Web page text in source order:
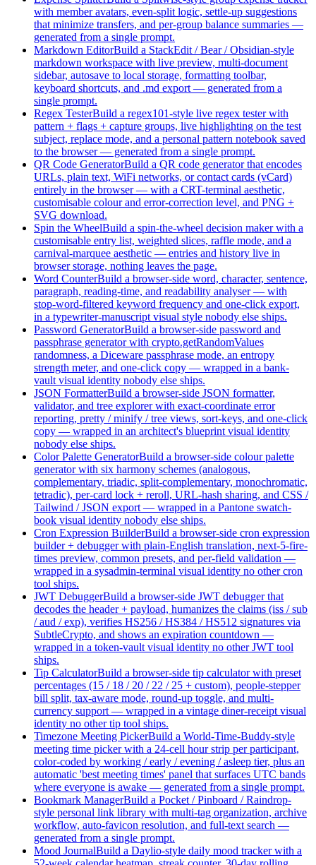
with member avatars, even-split logic, settle-up suggestions
that minimize transfers, and per-group balance summaries —
generated from a single prompt.
Markdown EditorBuild a StackEdit / Bear / Obsidian-style
markdown workspace with live preview, multi-document
sidebar, autosave to local storage, formatting toolbar,
keyboard shortcuts, and .md export — generated from a
single prompt.
Regex TesterBuild a regex101-style live regex tester with
pattern + flags + capture groups, live highlighting on the test
subject, replace mode, and a personal pattern notebook saved
to the browser — generated from a single prompt.
QR Code GeneratorBuild a QR code generator that encodes
URLs, plain text, WiFi networks, or contact cards (vCard)
entirely in the browser — with a CRT-terminal aesthetic,
customisable colour and error-correction level, and PNG +
SVG download.
Spin the WheelBuild a spin-the-wheel decision maker with a
customisable entry list, weighted slices, raffle mode, and a
carnival-marquee aesthetic — entries and history live in
browser storage, nothing leaves the page.
Word CounterBuild a browser-side word, character, sentence,
paragraph, reading-time, and readability analyser — with
stop-word-filtered keyword frequency and one-click export,
in a typewriter-manuscript visual style nobody else ships.
Password GeneratorBuild a browser-side password and
passphrase generator with crypto.getRandomValues
randomness, a Diceware passphrase mode, an entropy
strength meter, and one-click copy — wrapped in a bank-
vault visual identity nobody else ships.
JSON FormatterBuild a browser-side JSON formatter,
validator, and tree explorer with exact-coordinate error
reporting, pretty / minify / tree views, sort-keys, and one-click
copy — wrapped in an architect's blueprint visual identity
nobody else ships.
Color Palette GeneratorBuild a browser-side colour palette
generator with six harmony schemes (analogous,
complementary, triadic, split-complementary, monochromatic,
tetradic), per-card lock + reroll, URL-hash sharing, and CSS /
Tailwind / JSON export — wrapped in a Pantone swatch-
book visual identity nobody else ships.
Cron Expression BuilderBuild a browser-side cron expression
builder + debugger with plain-English translation, next-5-fire-
times preview, common presets, and per-field validation —
wrapped in a sysadmin-terminal visual identity no other cron
tool ships.
JWT DebuggerBuild a browser-side JWT debugger that
decodes the header + payload, humanizes the claims (iss / sub
/ aud / exp), verifies HS256 / HS384 / HS512 signatures via
SubtleCrypto, and shows an expiration countdown —
wrapped in a token-vault visual identity no other JWT tool
ships.
Tip CalculatorBuild a browser-side tip calculator with preset
percentages (15 / 18 / 20 / 22 / 25 + custom), people-stepper
bill split, tax-aware mode, round-up toggle, and multi-
currency support — wrapped in a vintage diner-receipt visual
identity no other tip tool ships.
Timezone Meeting PickerBuild a World-Time-Buddy-style
meeting time picker with a 24-cell hour strip per participant,
color-coded by working / early / evening / asleep tier, plus an
automatic 'best meeting times' panel that surfaces UTC bands
where everyone is awake — generated from a single prompt.
Bookmark ManagerBuild a Pocket / Pinboard / Raindrop-
style personal link library with multi-tag organization, archive
workflow, auto-favicon resolution, and full-text search —
generated from a single prompt.
Mood JournalBuild a Daylio-style daily mood tracker with a